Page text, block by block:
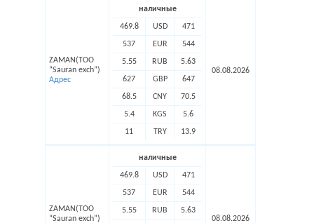
ZAMAN(TOO
“Sauran exch”)
Адрес
наличные
469.8 USD 471
537 EUR 544
5.55 RUB 5.63
627 GBP 647
68.5 CNY 70.5
5.4 KGS 5.6
11 TRY 13.9
08.08.2026
ZAMAN(TOO
“Sauran exch”)
наличные
469.8 USD 471
537 EUR 544
5.55 RUB
5.63
08.08.2026